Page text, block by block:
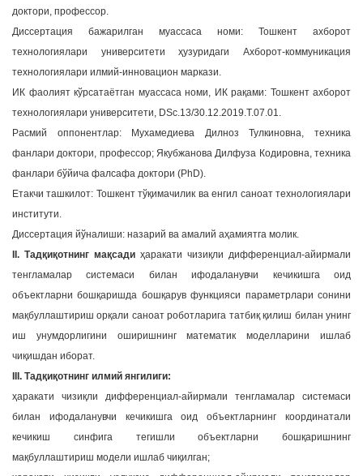
доктори, профессор.
Диссертация бажарилган муассаса номи: Тошкент ахборот
технологиялари университети ҳузуридаги Ахборот-коммуникация
технологиялари илмий-инновацион маркази.
ИК фаолият кўрсатаётган муассаса номи, ИК рақами: Тошкент ахборот
технологиялари университети, DSc.13/30.12.2019.Т.07.01.
Расмий оппонентлар: Мухамедиева Дилноз Тулкиновна, техника
фанлари доктори, профессор; Якубжанова Дилфуза Кодировна, техника
фанлари бўйича фалсафа доктори (PhD).
Етакчи ташкилот: Тошкент тўқимачилик ва енгил саноат технологиялари
институти.
Диссертация йўналиши: назарий ва амалий аҳамиятга молик.
II. Тадқиқотнинг мақсади ҳаракати чизиқли дифференциал-айирмали
тенгламалар системаси билан ифодаланувчи кечикишга оид
объектларни бошқаришда бошқарув функцияси параметрлари сонини
мақбуллаштириш орқали саноат роботларига татбиқ қилиш билан унинг
иш унумдорлигини оширишнинг математик моделларини ишлаб
чиқишдан иборат.
III. Тадқиқотнинг илмий янгилиги:
ҳаракати чизиқли дифференциал-айирмали тенгламалар системаси
билан ифодаланувчи кечикишга оид объектларнинг координатали
кечикиш синфига тегишли объектларни бошқаришнинг
мақбуллаштириш модели ишлаб чиқилган;